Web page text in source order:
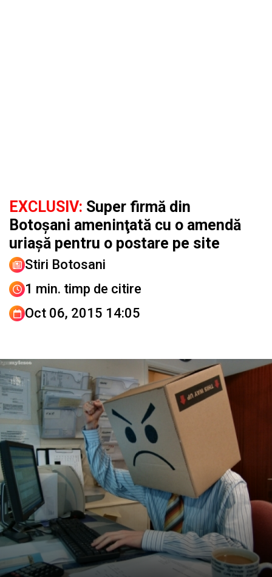
EXCLUSIV: Super firmă din
Botoşani ameninţată cu o amendă
uriaşă pentru o postare pe site
Stiri Botosani
1 min. timp de citire
Oct 06, 2015 14:05